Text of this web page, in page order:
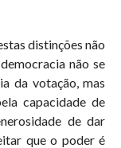
distinções não
não se
da votação, mas
capacidade de
de dar
que o poder é